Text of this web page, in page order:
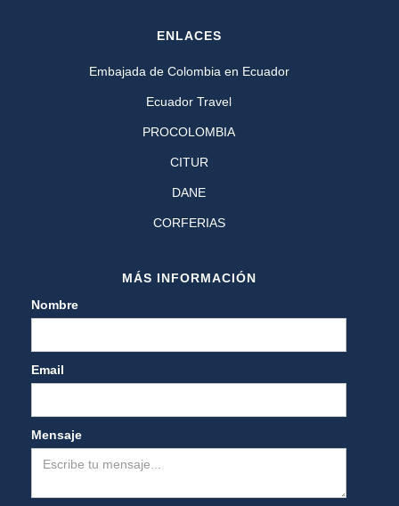
ENLACES
Embajada de Colombia en Ecuador
Ecuador Travel
PROCOLOMBIA
CITUR
DANE
CORFERIAS
MÁS INFORMACIÓN
Nombre
Email
Mensaje